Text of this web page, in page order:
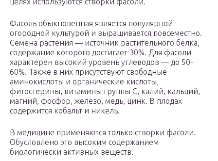
Фасоль обыкновенная является популярной
огородной культурой и выращивается повсеместно.
Семена растения — источник растительного белка,
содержание которого достигает 30%. Для фасоли
характерен высокий уровень углеводов — до 50-
60%. Также в них присутствуют свободные
аминокислоты и органические кислоты,
фитостерины, витамины группы C, калий, кальций,
магний, фосфор, железо, медь, цинк. В плодах
содержится кобальт и никель.
В медицине применяются только створки фасоли.
Обусловлено это высоким содержанием
биологически активных веществ.